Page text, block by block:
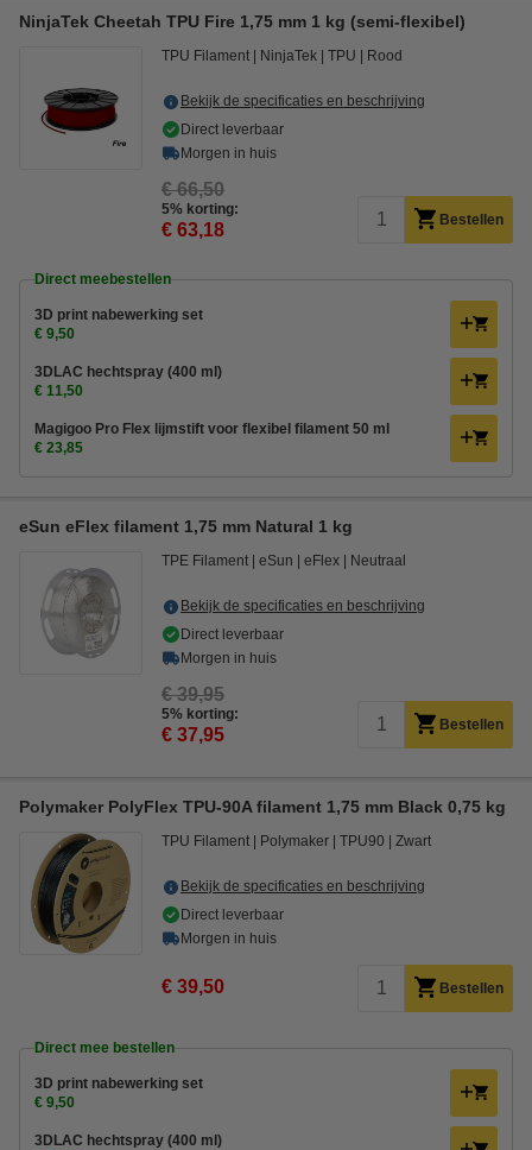
NinjaTek Cheetah TPU Fire 1,75 mm 1 kg (semi-flexibel)
TPU Filament NinjaTek TPU Rood
Bekijk de specificaties en beschrijving
Direct leverbaar
Morgen in huis
€ 66,50
5% korting:
€ 63,18 Bestellen
Direct meebestellen
3D print nabewerking set
€ 9,50
3DLAC hechtspray (400 ml)
€ 11,50
Magigoo Pro Flex lijmstift voor flexibel filament 50 ml
€ 23,85
eSun eFlex filament 1,75 mm Natural 1 kg
TPE Filament eSun eFlex Neutraal
Bekijk de specificaties en beschrijving
Direct leverbaar
Morgen in huis
€ 39,95
5% korting:
€ 37,95 Bestellen
Polymaker PolyFlex TPU-90A filament 1,75 mm Black 0,75 kg
TPU Filament Polymaker TPU90 Zwart
Bekijk de specificaties en beschrijving
Direct leverbaar
Morgen in huis
€ 39,50 Bestellen
Direct mee bestellen
3D print nabewerking set
€ 9,50
3DLAC hechtspray (400 ml)